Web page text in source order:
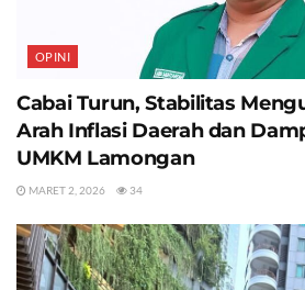
OPINI
Cabai Turun, Stabilitas
Arah Inflasi Daerah dan
UMKM Lamongan
MARET 2, 2026 34